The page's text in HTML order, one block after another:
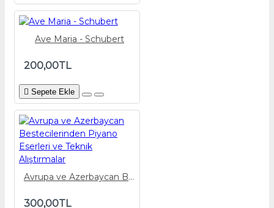
Ave Maria - Schubert
200,00TL
Sepete Ekle
Avrupa ve Azerbaycan Bestecilerinden Piyano Eserleri ve Teknik Alıştırmalar
300,00TL